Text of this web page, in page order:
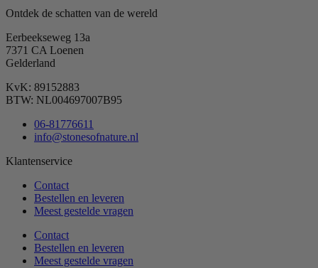
Ontdek de schatten van de wereld
Eerbeekseweg 13a
7371 CA Loenen
Gelderland
KvK: 89152883
BTW: NL004697007B95
06-81776611
info@stonesofnature.nl
Klantenservice
Contact
Bestellen en leveren
Meest gestelde vragen
Contact
Bestellen en leveren
Meest gestelde vragen